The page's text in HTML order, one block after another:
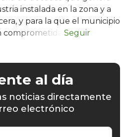
instalada en la zona y a
y para la que el municipio
al día
noticias directamente
electrónico